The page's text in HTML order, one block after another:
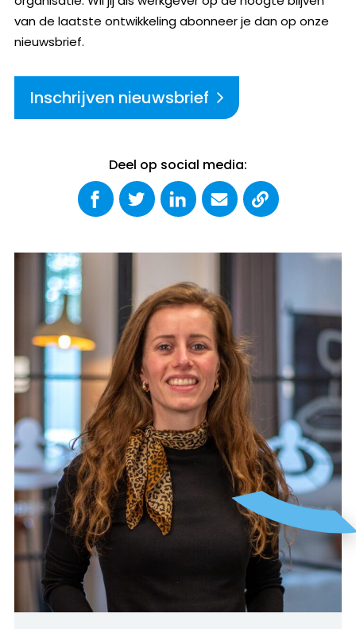
van de laatste ontwikkeling abonneer je dan op onze
nieuwsbrief.
Inschrijven nieuwsbrief
Deel op social media: